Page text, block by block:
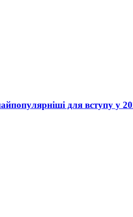
для вступу у